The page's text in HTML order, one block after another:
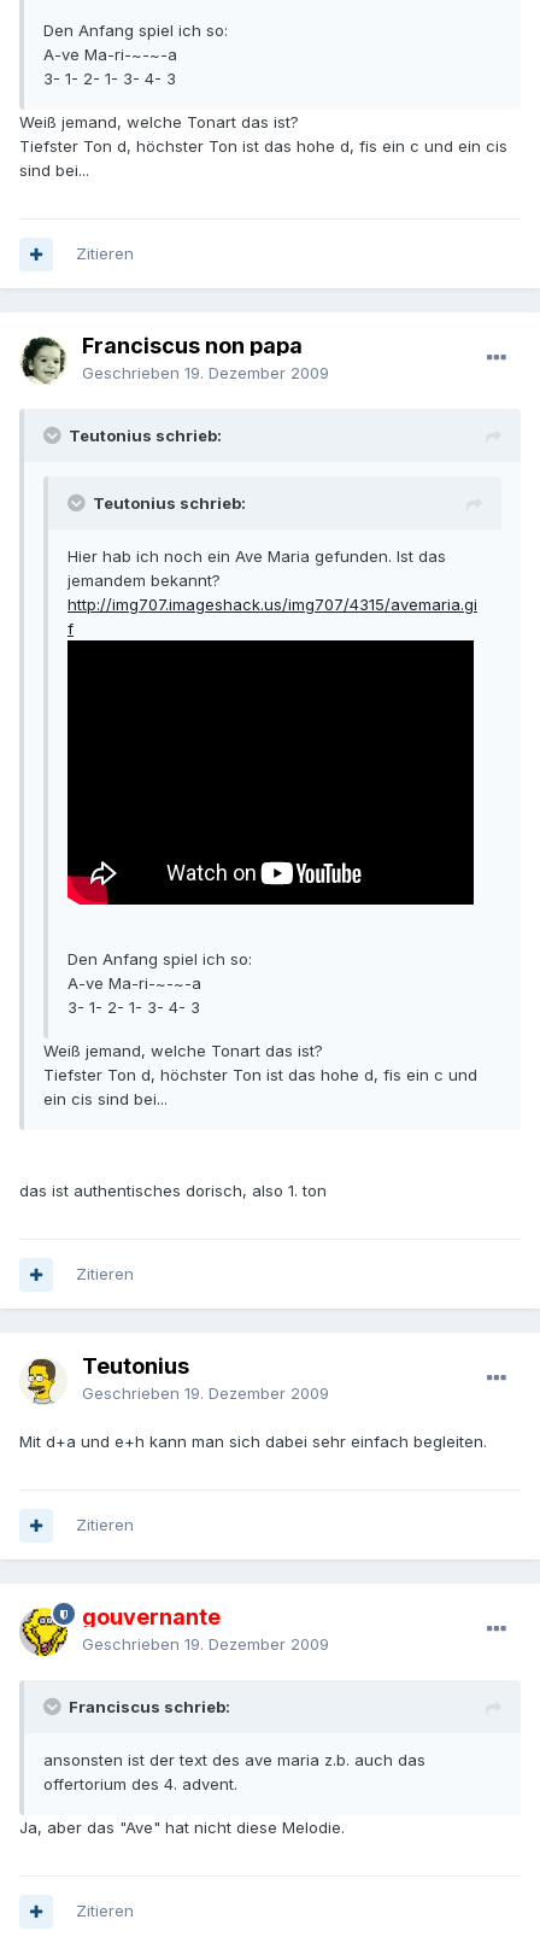
Den Anfang spiel ich so:
A-ve Ma-ri-~-~-a
3- 1- 2- 1- 3- 4- 3
Weiß jemand, welche Tonart das ist?
Tiefster Ton d, höchster Ton ist das hohe d, fis ein c und ein cis
sind bei...
Zitieren
Franciscus non papa
Geschrieben 19. Dezember 2009
Teutonius schrieb:
Teutonius schrieb:
Hier hab ich noch ein Ave Maria gefunden. Ist das
jemandem bekannt?
http://img707.imageshack.us/img707/4315/avemaria.gi
f
Den Anfang spiel ich so:
A-ve Ma-ri-~-~-a
3- 1- 2- 1- 3- 4- 3
Weiß jemand, welche Tonart das ist?
Tiefster Ton d, höchster Ton ist das hohe d, fis ein c und
ein cis sind bei...
das ist authentisches dorisch, also 1. ton
Zitieren
Teutonius
Geschrieben 19. Dezember 2009
Mit d+a und e+h kann man sich dabei sehr einfach begleiten.
Zitieren
gouvernante
Geschrieben 19. Dezember 2009
Franciscus schrieb:
ansonsten ist der text des ave maria z.b. auch das
offertorium des 4. advent.
Ja, aber das "Ave" hat nicht diese Melodie.
Zitieren